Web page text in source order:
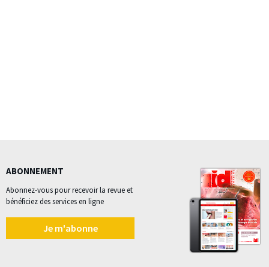
ABONNEMENT
Abonnez-vous pour recevoir la revue et
bénéficiez des services en ligne
Je m'abonne